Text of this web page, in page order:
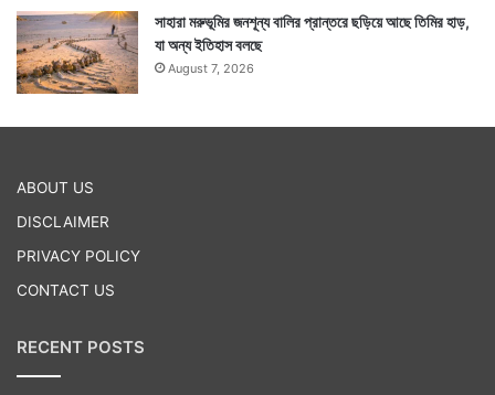
সাহারা মরুভূমির জনশূন্য বালির প্রান্তরে ছড়িয়ে আছে তিমির হাড়,
যা অন্য ইতিহাস বলছে
August 7, 2026
ABOUT US
DISCLAIMER
PRIVACY POLICY
CONTACT US
RECENT POSTS